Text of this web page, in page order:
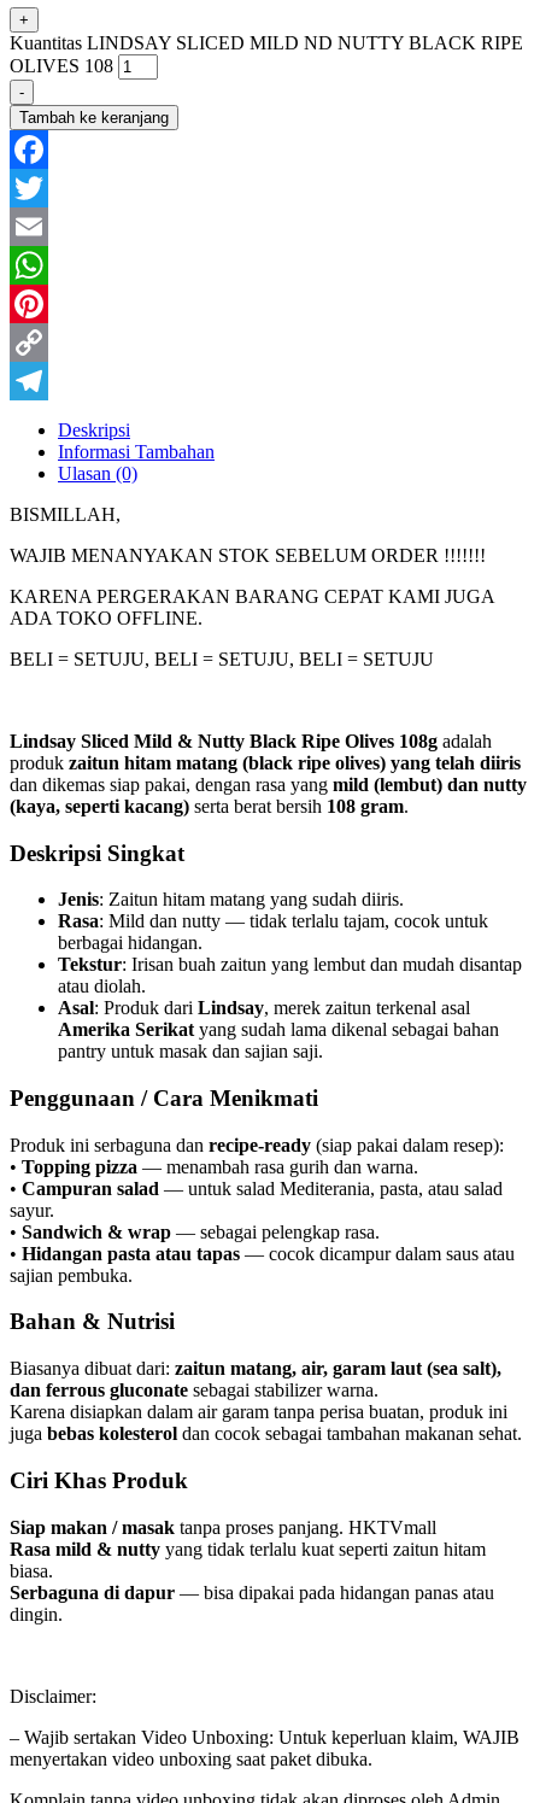
+
Kuantitas LINDSAY SLICED MILD ND NUTTY BLACK RIPE
OLIVES 108
-
Tambah ke keranjang
Facebook
Twitter
Email
WhatsApp
Pinterest
Copy
Telegram
Deskripsi
Informasi Tambahan
Ulasan (0)
BISMILLAH,
WAJIB MENANYAKAN STOK SEBELUM ORDER !!!!!!!
KARENA PERGERAKAN BARANG CEPAT KAMI JUGA
ADA TOKO OFFLINE.
BELI = SETUJU, BELI = SETUJU, BELI = SETUJU
Lindsay Sliced Mild & Nutty Black Ripe Olives 108g adalah
produk zaitun hitam matang (black ripe olives) yang telah diiris
dan dikemas siap pakai, dengan rasa yang mild (lembut) dan nutty
(kaya, seperti kacang) serta berat bersih 108 gram.
Deskripsi Singkat
Jenis: Zaitun hitam matang yang sudah diiris.
Rasa: Mild dan nutty — tidak terlalu tajam, cocok untuk
berbagai hidangan.
Tekstur: Irisan buah zaitun yang lembut dan mudah disantap
atau diolah.
Asal: Produk dari Lindsay, merek zaitun terkenal asal
Amerika Serikat yang sudah lama dikenal sebagai bahan
pantry untuk masak dan sajian saji.
Penggunaan / Cara Menikmati
Produk ini serbaguna dan recipe-ready (siap pakai dalam resep):
• Topping pizza — menambah rasa gurih dan warna.
• Campuran salad — untuk salad Mediterania, pasta, atau salad
sayur.
• Sandwich & wrap — sebagai pelengkap rasa.
• Hidangan pasta atau tapas — cocok dicampur dalam saus atau
sajian pembuka.
Bahan & Nutrisi
Biasanya dibuat dari: zaitun matang, air, garam laut (sea salt),
dan ferrous gluconate sebagai stabilizer warna.
Karena disiapkan dalam air garam tanpa perisa buatan, produk ini
juga bebas kolesterol dan cocok sebagai tambahan makanan sehat.
Ciri Khas Produk
Siap makan / masak tanpa proses panjang. HKTVmall
Rasa mild & nutty yang tidak terlalu kuat seperti zaitun hitam
biasa.
Serbaguna di dapur — bisa dipakai pada hidangan panas atau
dingin.
Disclaimer:
– Wajib sertakan Video Unboxing: Untuk keperluan klaim, WAJIB
menyertakan video unboxing saat paket dibuka.